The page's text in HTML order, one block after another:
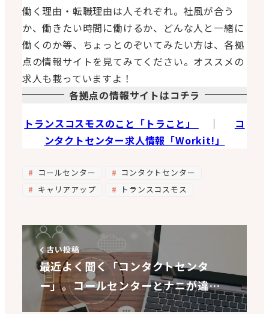
働く理由・転職理由は人それぞれ。社風が合う
か、働きたい時間に働けるか、どんな人と一緒に
働くのか等、ちょっとのぞいてみたい方は、各拠
点の情報サイトを見てみてください。オススメの
求人も載っていますよ！
各拠点の情報サイトはコチラ
トランスコスモスのこと「トラこと」
｜ コ
ンタクトセンター求人情報「Workit!」
コールセンター
コンタクトセンター
キャリアアップ
トランスコスモス
古い投稿
最近よく聞く「コンタクトセンタ
ー」。コールセンターとナニが違…